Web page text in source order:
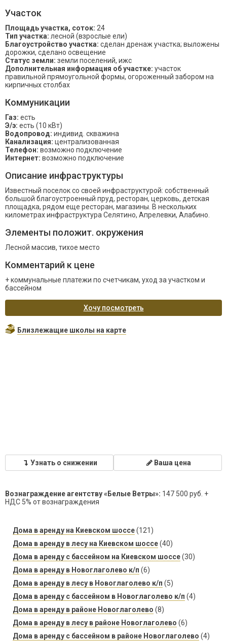
Участок
Площадь участка, соток: 24
Тип участка: лесной (взрослые ели)
Благоустройство участка: сделан дренаж участка; выложены
дорожки, сделано освещение
Статус земли: земли поселений, ижс
Дополнительная информация об участке: участок
правильной прямоугольной формы, огороженный забором на
кирпичных столбах
Коммуникации
Газ: есть
Э/э: есть (10 кВт)
Водопровод: индивид. скважина
Канализация: централизованная
Телефон: возможно подключение
Интернет: возможно подключение
Описание инфраструктуры
Известный поселок со своей инфраструктурой: собственный
большой благоустроенный пруд, ресторан, церковь, детская
площадка, рядом еще ресторан, магазины. В нескольких
километрах инфраструктура Селятино, Апрелевки, Алабино.
Элементы положит. окружения
Лесной массив, тихое место
Комментарий к цене
+ коммунальные платежи по счетчикам, уход за участком и
бассейном
Хочу посмотреть
Близлежащие школы на карте
Узнать о снижении Ваша цена
Вознаграждение агентству «Белые Ветры»: 147 500 руб. +
НДС 5% от вознаграждения
Дома в аренду на Киевском шоссе(121)
Дома в аренду в лесу на Киевском шоссе(40)
Дома в аренду с бассейном на Киевском шоссе(30)
Дома в аренду в Новоглаголево к/п (6)
Дома в аренду в лесу в Новоглаголево к/п (5)
Дома в аренду с бассейном в Новоглаголево к/п (4)
Дома в аренду в районе Новоглаголево (8)
Дома в аренду в лесу в районе Новоглаголево (6)
Дома в аренду с бассейном в районе Новоглаголево (4)